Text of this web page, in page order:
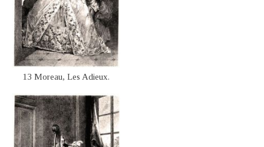
13 Moreau, Les Adieux.